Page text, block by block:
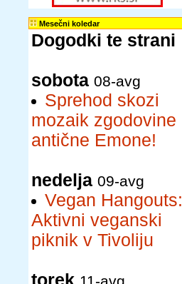
Mesečni koledar
Dogodki te strani
sobota 08-avg
Sprehod skozi
mozaik zgodovine
antične Emone!
nedelja 09-avg
Vegan Hangouts:
Aktivni veganski
piknik v Tivoliju
torek